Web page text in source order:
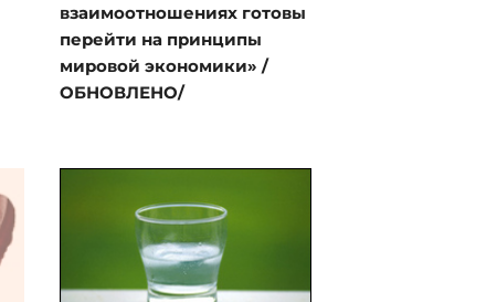
взаимоотношениях готовы
перейти на принципы
мировой экономики» /
ОБНОВЛЕНО/